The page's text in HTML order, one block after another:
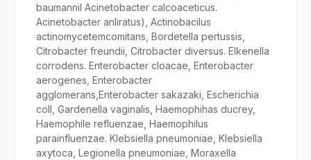
baumannil Acinetobacter calcoaceticus.
Acinetobacter anliratus), Actinobacilus
actinomycetemcomitans, Bordetella pertussis,
Citrobacter freundii, Citrobacter diversus. Elkenella
corrodens. Enterobacter cloacae, Enterobacter
aerogenes, Enterobacter
agglomerans,Enterobacter sakazaki, Escherichia
coll, Gardenella vaginalis, Haemophihas ducrey,
Haemophile refluenzae, Haemophilus
parainfluenzae. Klebsiella pneumoniae, Klebsiella
axytoca, Legionella pneumoniae, Moraxella